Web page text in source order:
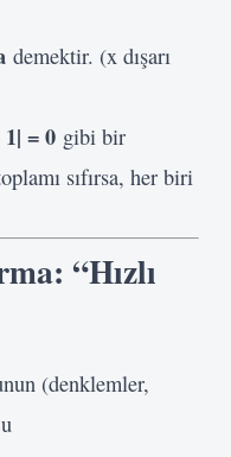
demektir. (x dışarı
1| = 0 gibi bir
sıfırsa, her biri
“Hızlı
(denklemler,